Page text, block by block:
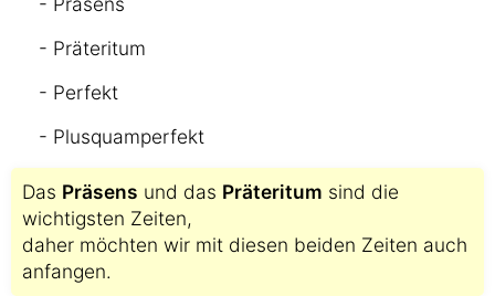
- Präteritum
- Perfekt
- Plusquamperfekt
Das Präsens und das Präteritum sind die
wichtigsten Zeiten,
daher möchten wir mit diesen beiden Zeiten auch
anfangen.